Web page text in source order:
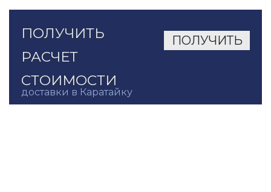
ПОЛУЧИТЬ
РАСЧЕТ
СТОИМОСТИ
доставки в Каратайку